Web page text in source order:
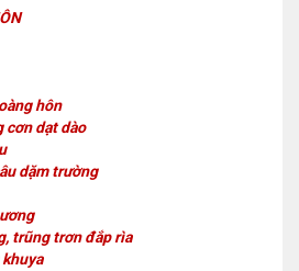
hôn
cơn dạt dào
dặm trường
trũng trơn đắp rìa